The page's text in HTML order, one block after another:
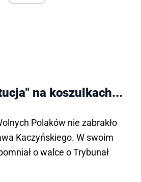
na koszulkach...
Polaków nie zabrakło
Kaczyńskiego. W swoim
o walce o Trybunał